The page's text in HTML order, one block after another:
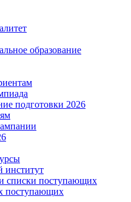
образование
подготовки 2026
институт
списки поступающих
поступающих